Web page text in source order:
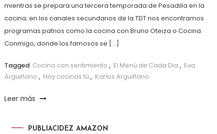
mientras se prepara una tercera temporada de Pesadilla en la
cocina; en los canales secundarios de la TDT nos encontramos
programas patrios como la cocina con Bruno Oteiza o Cocina
Conmigo, donde los famosos se […]
Tagged Cocina con sentimiento , El Menú de Cada Dia , Eva
Arguiñano , Hoy cocinas tú , Karlos Arguiñano
Leer más
PUBLIACIDEZ AMAZON